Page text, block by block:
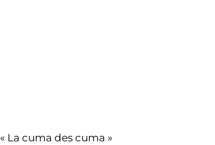
« La cuma des cuma »